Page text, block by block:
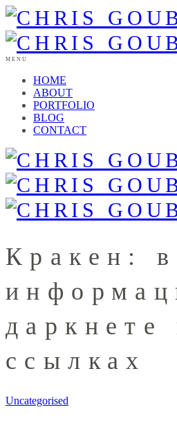
MENU
HOME
ABOUT
PORTFOLIO
BLOG
CONTACT
Кракен:
даркнете
ссылках
Uncategorised